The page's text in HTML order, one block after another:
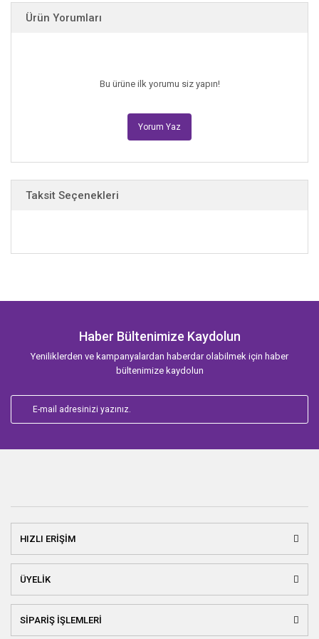
Ürün Yorumları
Bu ürüne ilk yorumu siz yapın!
Yorum Yaz
Taksit Seçenekleri
Haber Bültenimize Kaydolun
Yeniliklerden ve kampanyalardan haberdar olabilmek için haber
bültenimize kaydolun
HIZLI ERİŞİM
ÜYELİK
SİPARİŞ İŞLEMLERİ